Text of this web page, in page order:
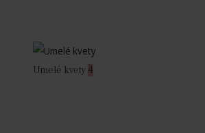
Umelé kvety 4